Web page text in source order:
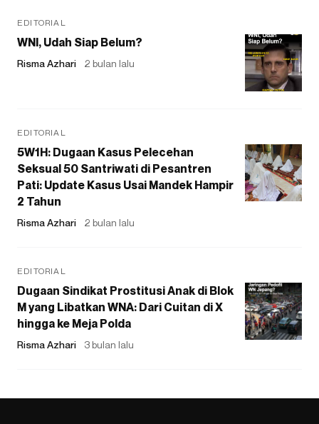
EDITORIAL
WNI, Udah Siap Belum?
Risma Azhari 2 bulan lalu
EDITORIAL
5W1H: Dugaan Kasus Pelecehan
Seksual 50 Santriwati di Pesantren
Pati: Update Kasus Usai Mandek Hampir
2 Tahun
Risma Azhari 2 bulan lalu
EDITORIAL
Dugaan Sindikat Prostitusi Anak di Blok
M yang Libatkan WNA: Dari Cuitan di X
hingga ke Meja Polda
Risma Azhari 3 bulan lalu